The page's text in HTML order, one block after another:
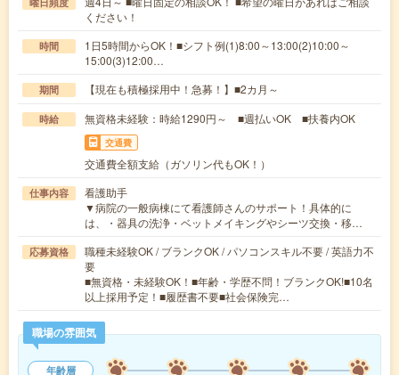
ください！
時間
1日5時間からOK！■シフト例(1)8:00～13:00(2)10:00～
15:00(3)12:00…
期間 【現在も積極採用中！急募！】■2カ月～
時給 無資格未経験：時給1290円～ ■週払いOK ■扶養内OK
交通費
交通費全額支給（ガソリン代もOK！）
仕事内容
看護助手
▼病院の一般病棟にて看護師さんのサポート！具体的に
は、・器具の洗浄・ベットメイキングやシーツ交換・移…
応募資格
職種未経験OK / ブランクOK / パソコンスキル不要 / 英語力不
要
■無資格・未経験OK！■年齢・学歴不問！ブランクOK!■10名
以上採用予定！■履歴書不要■社会保険完…
職場の雰囲気
年齢層